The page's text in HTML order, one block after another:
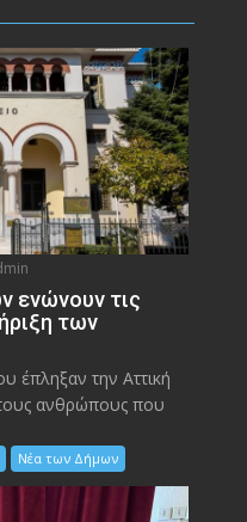
ενώνουν τις
των
έπληξαν την Αττική
ανθρώπους που
Νέα των Δήμων